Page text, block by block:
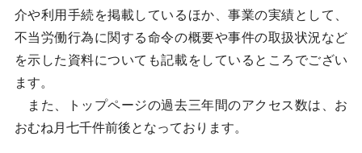
介や利用手続を掲載しているほか、事業の実績として、
不当労働行為に関する命令の概要や事件の取扱状況など
を示した資料についても記載をしているところでござい
ます。
また、トップページの過去三年間のアクセス数は、お
おむね月七千件前後となっております。